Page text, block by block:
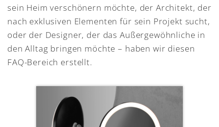
sein Heim verschönern möchte, der Architekt, der
nach exklusiven Elementen für sein Projekt sucht,
oder der Designer, der das Außergewöhnliche in
den Alltag bringen möchte – haben wir diesen
FAQ-Bereich erstellt.